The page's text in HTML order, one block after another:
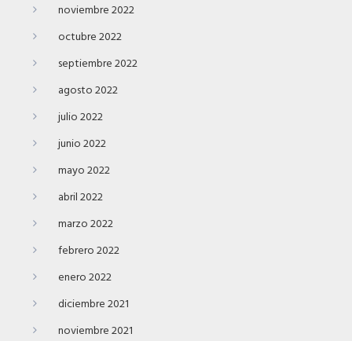
noviembre 2022
octubre 2022
septiembre 2022
agosto 2022
julio 2022
junio 2022
mayo 2022
abril 2022
marzo 2022
febrero 2022
enero 2022
diciembre 2021
noviembre 2021